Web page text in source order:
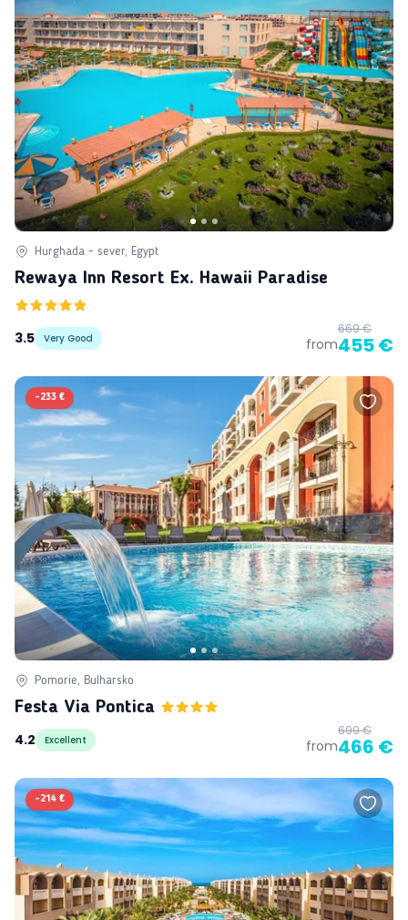
Hurghada - sever, Egypt
Rewaya Inn Resort Ex. Hawaii Paradise
3.5 Very Good from
669 €
455 €
-233 €
Pomorie, Bulharsko
Festa Via Pontica
4.2
Excellent from
699 €
466 €
-214 €